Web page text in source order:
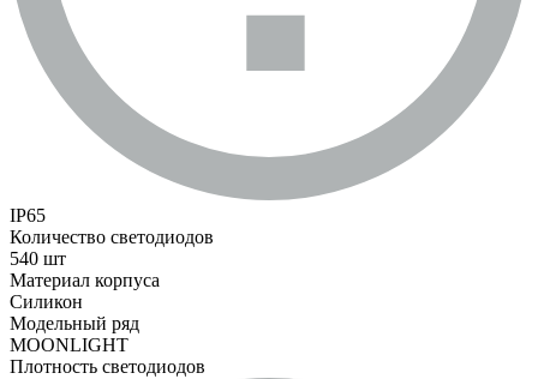
IP65
Количество светодиодов
540 шт
Материал корпуса
Силикон
Модельный ряд
MOONLIGHT
Плотность светодиодов